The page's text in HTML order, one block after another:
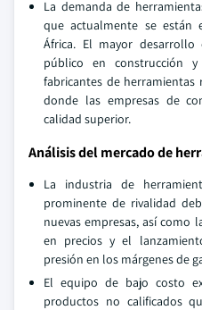
La demanda de
que actualmente se están
África. El mayor
público en construcción
fabricantes de herramientas
donde las empresas de
calidad superior.
Análisis del mercado de
La industria de
prominente de rivalidad
nuevas empresas, así como
en precios y el
presión en los márgenes de
El equipo de bajo costo
productos no calificados